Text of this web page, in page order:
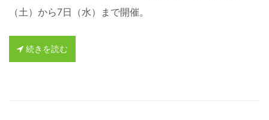
（土）から7日（水）まで開催。
続きを読む